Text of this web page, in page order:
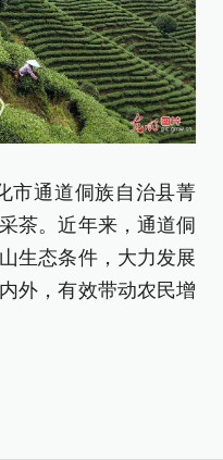
市通道侗族自治县菁
茶。近年来，通道侗
生态条件，大力发展
外，有效带动农民增